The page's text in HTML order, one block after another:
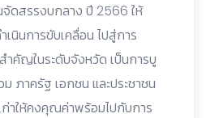
ดสรรงบกลาง ปี 2566 ให้
เนินการขับเคลื่อน ไปสู่การ
ำคัญในระดับจังหวัด เป็นการบู
ภาครัฐ เอกชน และประชาชน
ก่าให้คงคุณค่าพร้อมไปกับการ